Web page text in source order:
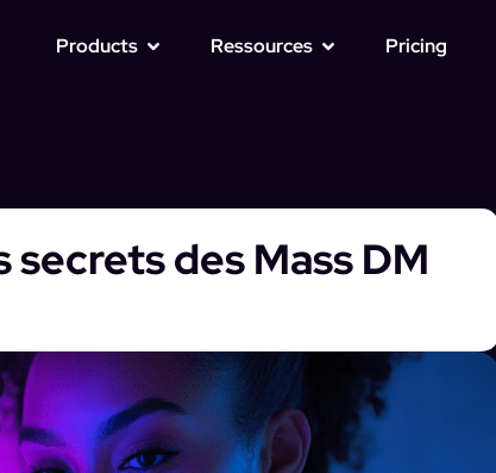
Products Ressources Pricing
secrets des Mass DM